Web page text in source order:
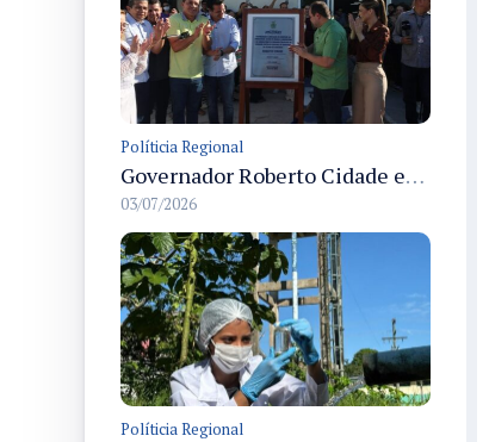
Políticia Regional
Governador Roberto Cidade entrega readequação do ambulatório da FCecon e amplia capacidade de atendimento oncológico em Manaus
03/07/2026
Políticia Regional